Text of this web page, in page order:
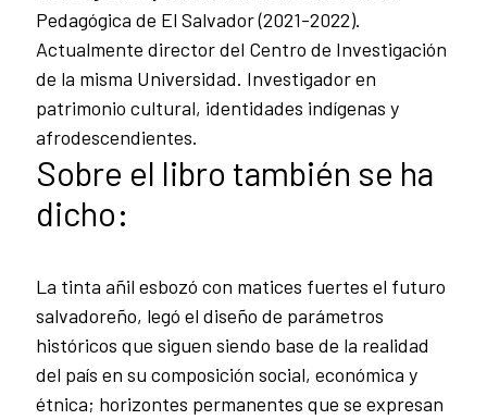
Pedagógica de El Salvador (2021-2022).
Actualmente director del Centro de Investigación
de la misma Universidad. Investigador en
patrimonio cultural, identidades indígenas y
afrodescendientes.
Sobre el libro también se ha
dicho:
La tinta añil esbozó con matices fuertes el futuro
salvadoreño, legó el diseño de parámetros
históricos que siguen siendo base de la realidad
del país en su composición social, económica y
étnica; horizontes permanentes que se expresan